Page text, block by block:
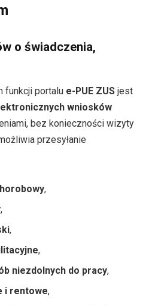
o świadczenia,
funkcji portalu e-PUE ZUS jest
wniosków
bez konieczności wizyty
przesyłanie
,
,
,
,
niezdolnych do pracy,
i rentowe,